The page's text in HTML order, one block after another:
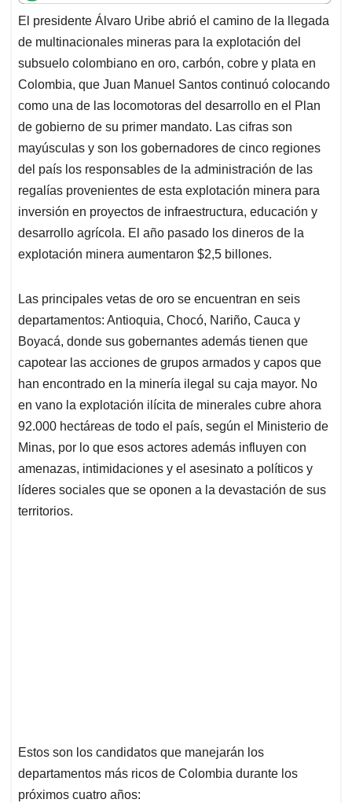
t
s
A
p
p
e
b
o
o
k
k
e
d
I
n
i
l
e
a
d
s
El presidente Álvaro Uribe abrió el camino de la llegada
de multinacionales mineras para la explotación del
subsuelo colombiano en oro, carbón, cobre y plata en
Colombia, que Juan Manuel Santos continuó colocando
como una de las locomotoras del desarrollo en el Plan
de gobierno de su primer mandato. Las cifras son
mayúsculas y son los gobernadores de cinco regiones
del país los responsables de la administración de las
regalías provenientes de esta explotación minera para
inversión en proyectos de infraestructura, educación y
desarrollo agrícola. El año pasado los dineros de la
explotación minera aumentaron $2,5 billones.
Las principales vetas de oro se encuentran en seis
departamentos: Antioquia, Chocó, Nariño, Cauca y
Boyacá, donde sus gobernantes además tienen que
capotear las acciones de grupos armados y capos que
han encontrado en la minería ilegal su caja mayor. No
en vano la explotación ilícita de minerales cubre ahora
92.000 hectáreas de todo el país, según el Ministerio de
Minas, por lo que esos actores además influyen con
amenazas, intimidaciones y el asesinato a políticos y
líderes sociales que se oponen a la devastación de sus
territorios.
Estos son los candidatos que manejarán los
departamentos más ricos de Colombia durante los
próximos cuatro años: